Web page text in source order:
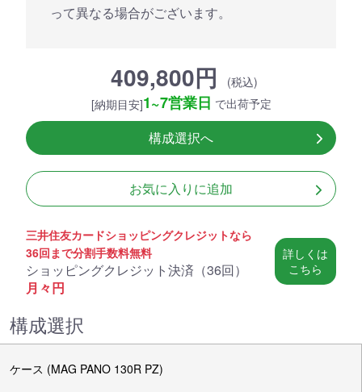
って異なる場合がございます。
409,800円
(税込)
[納期目安]1~7営業日 で出荷予定
構成選択へ
お気に入りに追加
三井住友カードショッピングクレジットなら
36回まで分割手数料無料
ショッピングクレジット決済（36回）
月々円
詳しくは
こちら
構成選択
ケース (MAG PANO 130R PZ)